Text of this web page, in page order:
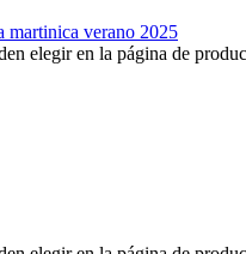
elegir en la página de